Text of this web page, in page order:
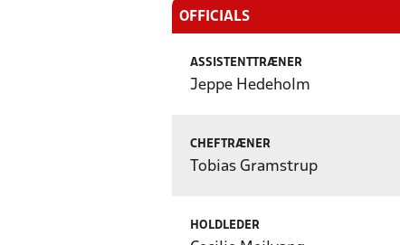
OFFICIALS
ASSISTENTTRÆNER
Jeppe Hedeholm
CHEFTRÆNER
Tobias Gramstrup
HOLDLEDER